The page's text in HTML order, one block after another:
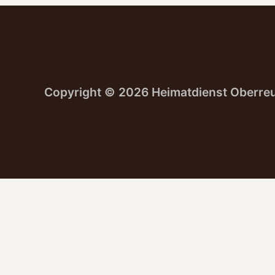
Copyright © 2026 Heimatdienst